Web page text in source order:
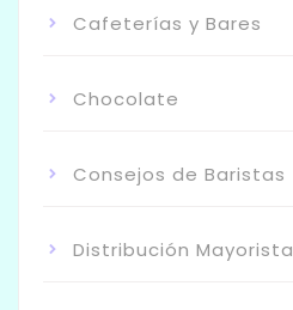
Cafeterías y Bares
Chocolate
Consejos de Baristas
Distribución Mayorista